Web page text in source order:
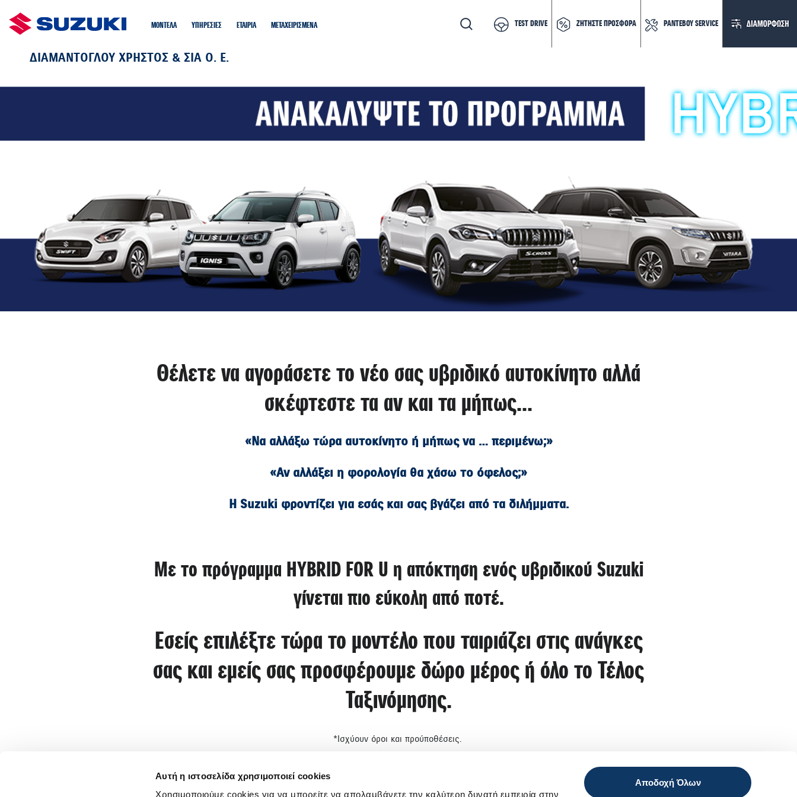
Αυτή η ιστοσελίδα χρησιμοποιεί cookies
Χρησιμοποιούμε cookies για να μπορείτε να απολαμβάνετε την καλύτερη δυνατή εμπειρία στην
Αποδοχή Όλων
ΔΙΑΜΑΝΤΟΓΛΟΥ ΧΡΗΣΤΟΣ & ΣΙΑ Ο. Ε.
ΜΟΝΤΕΛΑ ΥΠΗΡΕΣΙΕΣ EΤΑIΡΙΑ ΜΕΤΑΧΕΙΡΙΣΜΕΝΑ TEST DRIVE ΖΗΤΗΣΤΕ ΠΡΟΣΦΟΡΑ ΡΑΝΤΕΒΟΥ SERVICE
Θέλετε να αγοράσετε το νέο σας υβριδικό αυτοκίνητο αλλά
σκέφτεστε τα αν και τα μήπως…
«Να αλλάξω τώρα αυτοκίνητο ή μήπως να … περιμένω;»
«Αν αλλάξει η φορολογία θα χάσω το όφελος;»
Η Suzuki φροντίζει για εσάς και σας βγάζει από τα διλήμματα.
Με το πρόγραμμα HYBRID FOR U η απόκτηση ενός υβριδικού Suzuki
γίνεται πιο εύκολη από ποτέ.
Εσείς επιλέξτε τώρα το μοντέλο που ταιριάζει στις ανάγκες
σας και εμείς σας προσφέρουμε δώρο μέρος ή όλο το Τέλος
Ταξινόμησης.
*Ισχύουν όροι και προύποθέσεις.